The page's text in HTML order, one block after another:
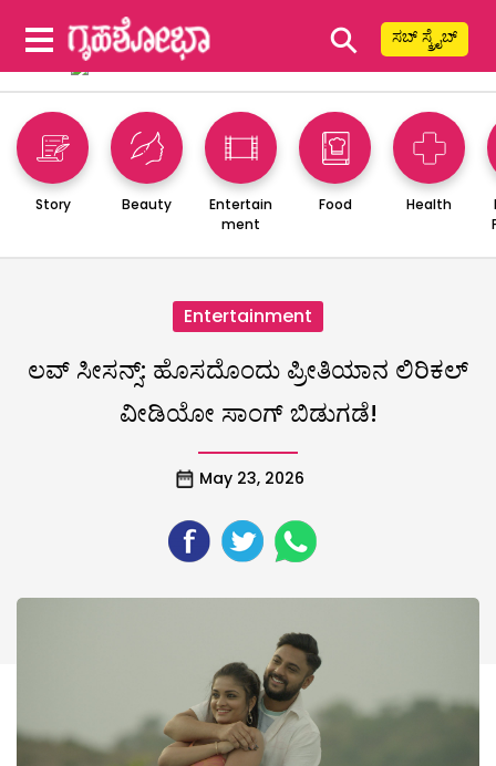
⚲ ಸಬ್ ಸ್ಕ್ರೈಬ್
Story Beauty
Entertain
ment
Food Health
Entertainment
ಲವ್ ಸೀಸನ್ಸ್: ಹೊಸದೊಂದು ಪ್ರೀತಿಯಾನ ಲಿರಿಕಲ್
ವೀಡಿಯೋ ಸಾಂಗ್ ಬಿಡುಗಡೆ!
May 23, 2026